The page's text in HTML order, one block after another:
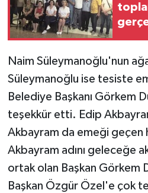
Naim Süleymanoğlu'nun
Süleymanoğlu ise tesiste
Belediye Başkanı Görkem
teşekkür etti. Edip
Akbayram da emeği geçen
Akbayram adını geleceğe
ortak olan Başkan Görkem
Başkan Özgür Özel'e çok